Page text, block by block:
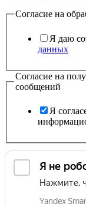
Согласие на
Я даю
данных
Согласие на
сообщений
Я